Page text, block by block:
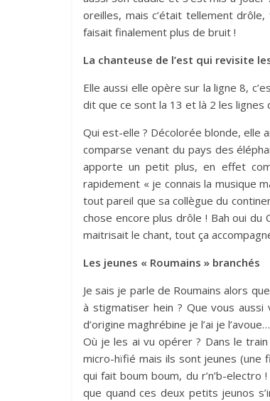
oreilles, mais c’était tellement
faisait finalement plus de bruit !
La chanteuse de l’est qui revisite
Elle aussi elle opère sur la ligne 8,
dit que ce sont la 13 et là 2 les lignes
Qui est-elle ? Décolorée blonde, elle
comparse venant du pays des
apporte un petit plus, en effet
rapidement « je connais la musique
tout pareil que sa collègue du
chose encore plus drôle ! Bah oui du
maitrisait le chant, tout ça
Les jeunes « Roumains » branchés
Je sais je parle de Roumains alors
à stigmatiser hein ? Que vous
d’origine maghrébine je l’ai je l’avoue…
Où je les ai vu opérer ? Dans le
micro-hïfié mais ils sont jeunes (une
qui fait boum boum, du r’n’b-electro
que quand ces deux petits jeunos